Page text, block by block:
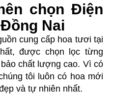
chọn Điện
Nai
cung cấp hoa tươi tại
được chọn lọc từng
chất lượng cao. Vì có
tôi luôn có hoa mới
và tự nhiên nhất.